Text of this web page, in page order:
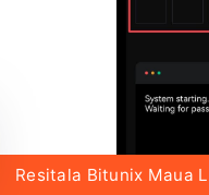
Resitala Bitunix Maua